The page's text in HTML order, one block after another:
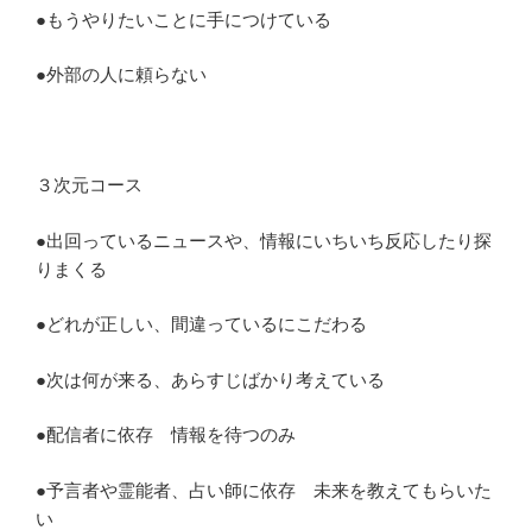
●もうやりたいことに手につけている
●外部の人に頼らない
３次元コース
●出回っているニュースや、情報にいちいち反応したり探
りまくる
●どれが正しい、間違っているにこだわる
●次は何が来る、あらすじばかり考えている
●配信者に依存 情報を待つのみ
●予言者や霊能者、占い師に依存 未来を教えてもらいた
い